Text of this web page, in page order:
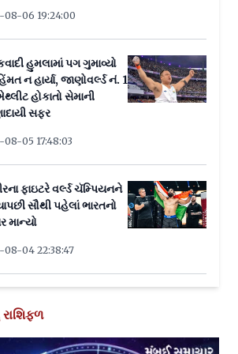
મંજૂરી
જપ્ત
08-06 19:24:00
હુમલામાં પગ ગુમાવ્યો
ન હાર્યા, જાણોવર્લ્ડ નં. 1
હોકાતો સેમાની
સફર
05 17:48:03
ફાઇટરે વર્લ્ડ ચૅમ્પિયનને
સૌથી પહેલાં ભારતનો
માન્યો
08-04 22:38:47